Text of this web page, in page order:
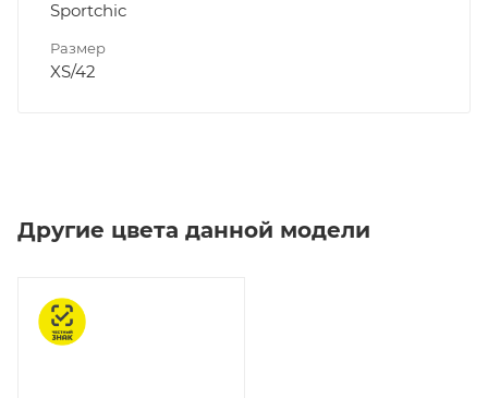
Другие цвета данной модели
Честный знак
Sportchic
Размер
XS/42